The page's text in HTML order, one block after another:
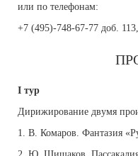
или по телефонам:
+7 (495)-748-67-77 доб.
I тур
Дирижирование двумя
1. В. Комаров. Фантазия